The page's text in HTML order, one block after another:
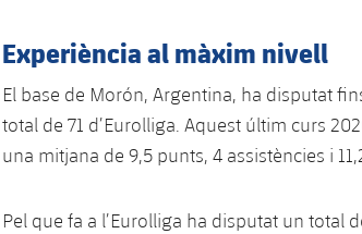
Experiència al màxim nivell
El base de Morón, Argentina, ha disputat
total de 71 d’Eurolliga. Aquest últim curs
una mitjana de 9,5 punts, 4 assistències i
Pel que fa a l’Eurolliga ha disputat un total